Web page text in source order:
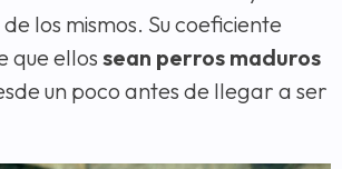
los mismos. Su coeficiente
que ellos sean perros maduros
un poco antes de llegar a ser